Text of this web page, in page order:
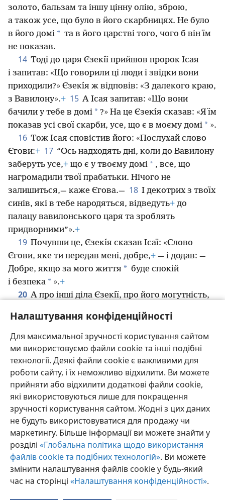
Налаштування конфіденційності
Для максимальної зручності користування сайтом
ми використовуємо файли cookie та інші подібні
технології. Деякі файли cookie є важливими для
роботи сайту, і їх неможливо відхилити. Ви можете
прийняти або відхилити додаткові файли cookie,
які використовуються лише для покращення
зручності користування сайтом. Жодні з цих даних
не будуть використовуватися для продажу чи
маркетингу. Більше інформації ви можете знайти у
розділі «Глобальна політика щодо використання
файлів cookie та подібних технологій». Ви можете
змінити налаштування файлів cookie у будь-який
час на сторінці «Налаштування конфіденційності».
золото, бальзам та іншу цінну олію, зброю,
а також усе, що було в його скарбницях. Не було
в його домі * та в його царстві того, чого б він їм
не показав.
14 Тоді до царя Єзекı́ї прийшов пророк Ісая
і запитав: «Що говорили ці люди і звідки вони
приходили?» Єзекı́я ж відповів: «З далекого краю,
з Вавилону».+ 15 А Ісая запитав: «Що вони
бачили у тебе в домі * ?» На це Єзекı́я сказав: «Я їм
показав усі свої скарби, усе, що є в моєму домі * ».
16 Тож Ісая сповістив його: «Послухай слово
Єгови:+ 17 “Ось надходять дні, коли до Вавилону
заберуть усе,+ що є у твоєму домі * , все, що
нагромадили твої прабатьки. Нічого не
залишиться,— каже Єгова.— 18 І декотрих з твоїх
синів, які в тебе народяться, відведуть+ до
палацу вавилонського царя та зроблять
придворними”».+
19 Почувши це, Єзекı́я сказав Ісаї: «Слово
Єгови, яке ти передав мені, добре,+ — і додав: —
Добре, якщо за мого життя * буде спокій
і безпека * ».+
20 А про інші діла Єзекı́ї, про його могутність,
у місто воду,+записано в літописі Юдиних царів.
21 Коли Єзекı́я спочив зі своїми прабатьками,+
замість нього зацарював його син Манасı́я.+
Українська Поділитись Налаштування
Copyright © 2026 Watch Tower Bible and Tract Society of Pennsylvania
Умови використання
Політика конфіденційності
Параметри конфіденційності
JW.ORG Увійти